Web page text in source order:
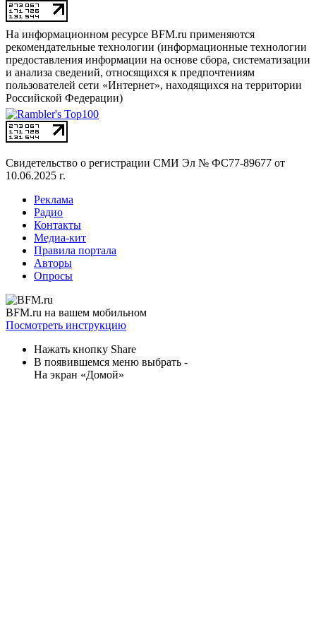
На информационном ресурсе BFM.ru применяются
рекомендательные технологии (информационные технологии
предоставления информации на основе сбора, систематизации
и анализа сведений, относящихся к предпочтениям
пользователей сети «Интернет», находящихся на территории
Российской Федерации)
Свидетельство о регистрации СМИ Эл № ФС77-89677 от
10.06.2025 г.
Реклама
Радио
Контакты
Медиа-кит
Правила портала
Авторы
Опросы
BFM.ru на вашем мобильном
Посмотреть инструкцию
Нажать кнопку Share
В появившемся меню выбрать -
На экран «Домой»